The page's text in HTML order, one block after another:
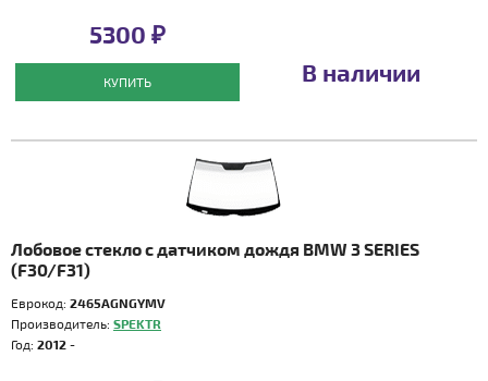
5300 ₽
КУПИТЬ В наличии
Лобовое стекло с датчиком дождя BMW 3 SERIES
(F30/F31)
Еврокод: 2465AGNGYMV
Производитель: SPEKTR
Год: 2012 -